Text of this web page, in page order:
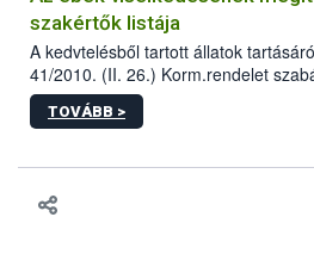
szakértők listája
A kedvtelésből tartott állatok
41/2010. (II. 26.) Korm.rendelet
sérülés, illetve ennek veszélye
hatósági feladatokat, valamint a
vonni az ebek viselkedésének
TOVÁBB >